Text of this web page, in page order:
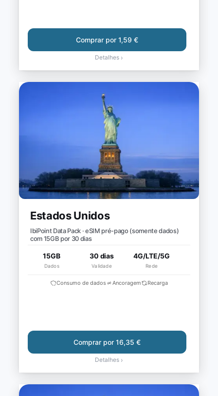
Comprar por 1,59 €
Detalhes ›
Estados Unidos
IbiPoint Data Pack · eSIM pré-pago (somente dados)
com 15GB por 30 dias
15GB
Dados
30 dias
Validade
4G/LTE/5G
Rede
Consumo de dados Ancoragem Recarga
Comprar por 16,35 €
Detalhes ›